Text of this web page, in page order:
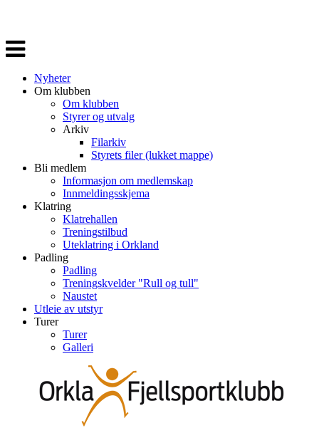
Veksle
navigasjon
Nyheter
Om klubben
Om klubben
Styrer og utvalg
Arkiv
Filarkiv
Styrets filer (lukket mappe)
Bli medlem
Informasjon om medlemskap
Innmeldingsskjema
Klatring
Klatrehallen
Treningstilbud
Uteklatring i Orkland
Padling
Padling
Treningskvelder "Rull og tull"
Naustet
Utleie av utstyr
Turer
Turer
Galleri